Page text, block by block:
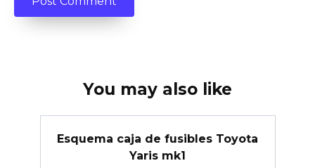
You may also like
Esquema caja de fusibles Toyota
Yaris mk1